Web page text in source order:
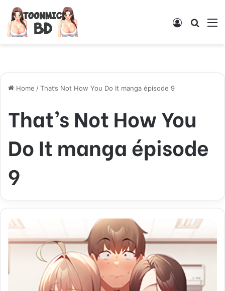
Log
Home /That’s Not How You Do It manga épisode 9
That’s Not How You
Do It manga épisode
9